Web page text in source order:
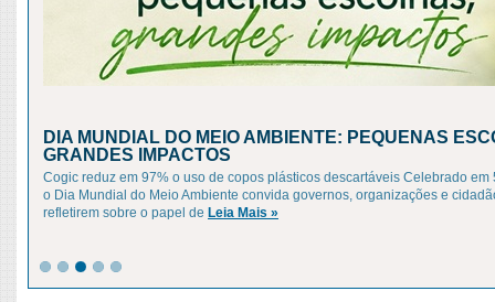
DIA MUNDIAL DO MEIO AMBIENTE: PEQUENAS
GRANDES IMPACTOS
Cogic reduz em 97% o uso de copos plásticos descartáveis Celebrado em
o Dia Mundial do Meio Ambiente convida governos, organizações e
refletirem sobre o papel de Leia Mais »